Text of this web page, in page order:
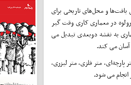
بافت‌ها و محل‌های تاریخی برای
در معماری کاری وقت گیر
به نقشه دوبعدی تبدیل می
می کند.
پارچه‌ای، متر فلزی، متر لیزری،
انجام می شود.